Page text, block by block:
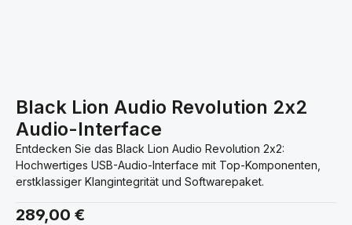
Black Lion Audio Revolution 2x2
Audio-Interface
Entdecken Sie das Black Lion Audio Revolution 2x2:
Hochwertiges USB-Audio-Interface mit Top-Komponenten,
erstklassiger Klangintegrität und Softwarepaket.
Regulärer Preis:
289,00 €